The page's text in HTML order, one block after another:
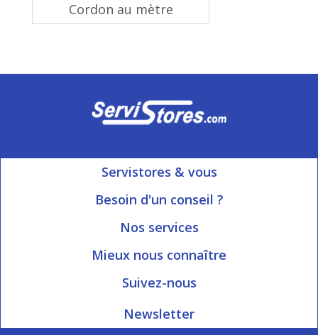
Cordon au mètre
Servistores & vous
Mon compte
Besoin d'un conseil ?
Ouvert du Lundi au Vendredi
Nos services
Informations livraison
Blog Servistores
Plan du site
Index articles
Mieux nous connaître
Qui sommes-nous?
Engagé avec vous
Suivez-nous
Newsletter